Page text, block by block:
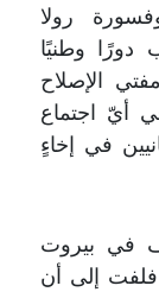
رولا
دورًا وطنيًا
الإصلاح
أيّ اجتماع
في إخاءٍ
في بيروت
إلى أن